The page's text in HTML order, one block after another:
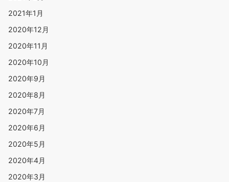
2021年1月
2020年12月
2020年11月
2020年10月
2020年9月
2020年8月
2020年7月
2020年6月
2020年5月
2020年4月
2020年3月